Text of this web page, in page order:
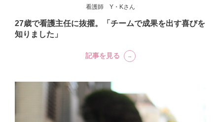
看護師 Y・Kさん
27歳で看護主任に抜擢。「チームで成果を出す喜びを
知りました」
記事を見る